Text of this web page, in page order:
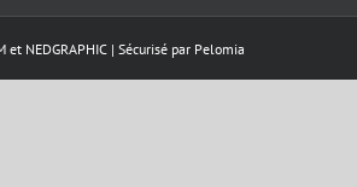
et NEDGRAPHIC | Sécurisé par Pelomia